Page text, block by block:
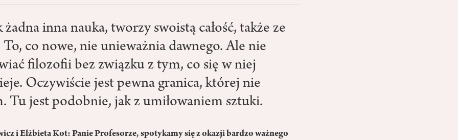
inna nauka, tworzy swoistą całość, także ze
co nowe, nie unieważnia dawnego. Ale nie
filozofii bez związku z tym, co się w niej
Oczywiście jest pewna granica, której nie
Tu jest podobnie, jak z umiłowaniem sztuki.
i Elżbieta Kot: Panie Profesorze, spotykamy się z okazji bardzo ważnego